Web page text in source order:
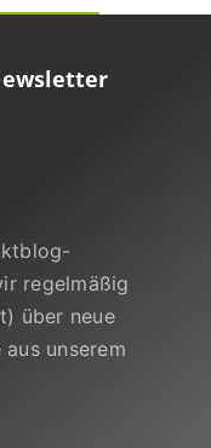
regelmäßig
über neue
unserem